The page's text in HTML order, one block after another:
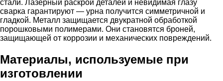
стали. Лазерный раскрой деталей и невидимая глазу
сварка гарантируют — урна получится симметричной и
гладкой. Металл защищается двукратной обработкой
порошковыми полимерами. Они становятся броней,
защищающей от коррозии и механических повреждений.
Материалы, используемые при
изготовлении